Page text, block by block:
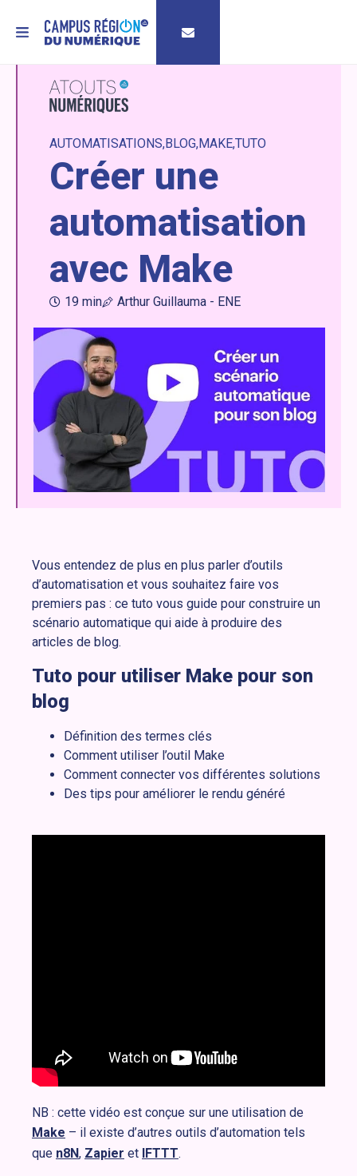
MENU
AUTOMATISATIONS BLOG MAKETUTO
Créer une
automatisation
avec Make
19 min Arthur Guillauma - ENE
Vous entendez de plus en plus parler d’outils
d’automatisation et vous souhaitez faire vos
premiers pas : ce tuto vous guide pour construire un
scénario automatique qui aide à produire des
articles de blog.
Tuto pour utiliser Make pour son
blog
Définition des termes clés
Comment utiliser l’outil Make
Comment connecter vos différentes solutions
Des tips pour améliorer le rendu généré
NB : cette vidéo est conçue sur une utilisation de
Make – il existe d’autres outils d’automation tels
que n8N, Zapier et IFTTT.